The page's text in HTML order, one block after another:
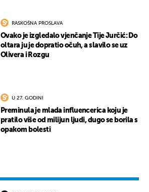
RASKOŠNA PROSLAVA
Ovako je izgledalo vjenčanje Tije Jurčić: Do
oltara ju je dopratio očuh, a slavilo se uz
Olivera i Rozgu
U 27. GODINI
Preminula je mlada influencerica koju je
pratilo više od milijun ljudi, dugo se borila s
opakom bolesti